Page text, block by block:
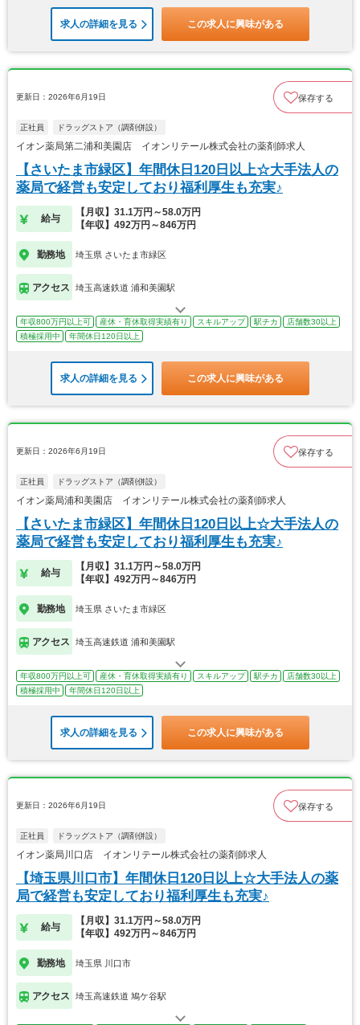
求人の詳細を見る この求人に興味がある
更新日：2026年6月19日 保存する
正社員 ドラッグストア（調剤併設）
イオン薬局第二浦和美園店 イオンリテール株式会社の薬剤師求人
【さいたま市緑区】年間休日120日以上☆大手法人の
薬局で経営も安定しており福利厚生も充実♪
給与
【月収】31.1万円～58.0万円
【年収】492万円～846万円
勤務地 埼玉県 さいたま市緑区
アクセス 埼玉高速鉄道 浦和美園駅
年収800万円以上可 産休・育休取得実績有り スキルアップ 駅チカ
店舗数30以上
積極採用中
年間休日120日以上
求人の詳細を見る この求人に興味がある
更新日：2026年6月19日 保存する
正社員 ドラッグストア（調剤併設）
イオン薬局浦和美園店 イオンリテール株式会社の薬剤師求人
【さいたま市緑区】年間休日120日以上☆大手法人の
薬局で経営も安定しており福利厚生も充実♪
給与
【月収】31.1万円～58.0万円
【年収】492万円～846万円
勤務地 埼玉県 さいたま市緑区
アクセス 埼玉高速鉄道 浦和美園駅
年収800万円以上可 産休・育休取得実績有り スキルアップ 駅チカ
店舗数30以上
積極採用中
年間休日120日以上
求人の詳細を見る この求人に興味がある
更新日：2026年6月19日 保存する
正社員 ドラッグストア（調剤併設）
イオン薬局川口店 イオンリテール株式会社の薬剤師求人
【埼玉県川口市】年間休日120日以上☆大手法人の薬
局で経営も安定しており福利厚生も充実♪
給与
【月収】31.1万円～58.0万円
【年収】492万円～846万円
勤務地 埼玉県 川口市
アクセス 埼玉高速鉄道 鳩ケ谷駅